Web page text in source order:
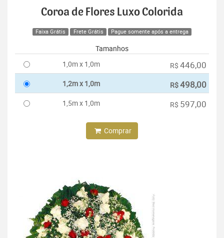
Coroa de Flores Luxo Colorida
Faixa Grátis Frete Grátis Pague somente após a entrega
Tamanhos
1,0m x 1,0m
R$ 446,00
1,2m x 1,0m R$498,00
1,5m x 1,0m R$ 597,00
Comprar